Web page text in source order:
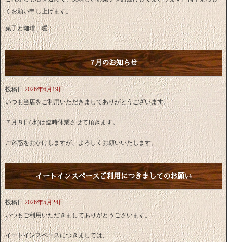
くお願い申し上げます。
菓子と珈琲 暖
7月のお知らせ
投稿日 2026年6月19日
いつも当店をご利用いただきましてありがとうございます。
７月８日(水)は臨時休業させて頂きます。
ご迷惑をおかけしますが、よろしくお願いいたします。
イートインスペースご利用につきましてのお願い
投稿日 2026年5月24日
いつもご利用いただきましてありがとうございます。
イートインスペースにつきましては、